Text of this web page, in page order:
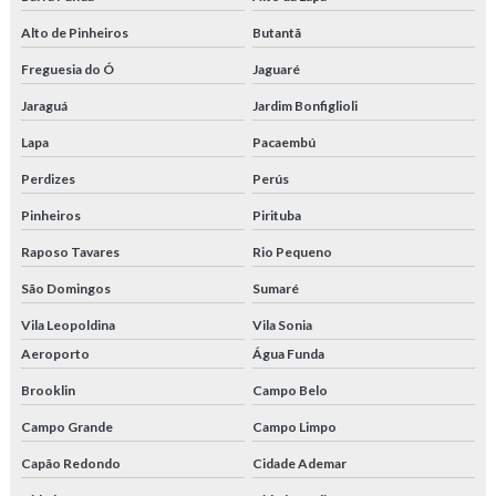
Tubo retangular trefilado
Tubo trefilado 1020
Tubo trefilado 1045
Tubo trefilado 2391
Tubo trefilado com costura
Tubo trefilado din 2391
Tubo trefilado preço
Tubo trefilado quadrado
Tubos de aço trefilados de precisão
Alto de Pinheiros Butantã
Freguesia do Ó Jaguaré
Jaraguá Jardim Bonfiglioli
Lapa Pacaembú
Perdizes Perús
Pinheiros Pirituba
Raposo Tavares Rio Pequeno
São Domingos Sumaré
Vila Leopoldina
Vila Sonia
Aeroporto
Água Funda
Brooklin Campo Belo
Campo Grande Campo Limpo
Capão Redondo Cidade Ademar